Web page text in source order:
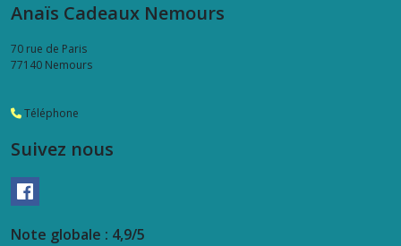
Anaïs Cadeaux Nemours
70 rue de Paris
77140 Nemours
Téléphone
Suivez nous
Note globale : 4,9/5